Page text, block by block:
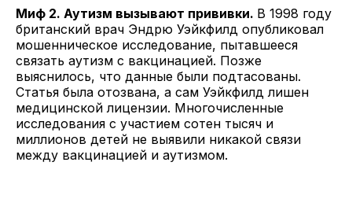
Миф 2. Аутизм вызывают прививки. В 1998 году
британский врач Эндрю Уэйкфилд опубликовал
мошенническое исследование, пытавшееся
связать аутизм с вакцинацией. Позже
выяснилось, что данные были подтасованы.
Статья была отозвана, а сам Уэйкфилд лишен
медицинской лицензии. Многочисленные
исследования с участием сотен тысяч и
миллионов детей не выявили никакой связи
между вакцинацией и аутизмом.